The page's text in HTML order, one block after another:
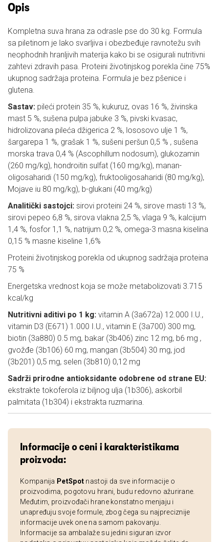
Opis
Kompletna suva hrana za odrasle pse do 30 kg. Formula
sa piletinom je lako svarljiva i obezbeđuje ravnotežu svih
neophodnih hranljivih materija kako bi se osigurali nutritivni
zahtevi zdravih pasa. Proteini životinjskog porekla čine 75%
ukupnog sadržaja proteina. Formula je bez pšenice i
glutena.
Sastav: pileći protein 35 %, kukuruz, ovas 16 %, živinska
mast 5 %, sušena pulpa jabuke 3 %, pivski kvasac,
hidrolizovana pileća džigerica 2 %, lososovo ulje 1 %,
šargarepa 1 %, grašak 1 %, sušeni peršun 0,5 % , sušena
morska trava 0,4 % (Ascophillum nodosum), glukozamin
(260 mg/kg), hondroitin sulfat (160 mg/kg), manan-
oligosaharidi (150 mg/kg), fruktooligosaharidi (80 mg/kg),
Mojave iu 80 mg/kg), b-glukani (40 mg/kg)
Analitički sastojci: sirovi proteini 24 %, sirove masti 13 %,
sirovi pepeo 6,8 %, sirova vlakna 2,5 %, vlaga 9 %, kalcijum
1,4 %, fosfor 1,1 %, natrijum 0,2 %, omega-3 masna kiselina
0,15 % masne kiseline 1,6%
Proteini životinjskog porekla od ukupnog sadržaja proteina
75 %
Energetska vrednost koja se može metabolizovati 3.715
kcal/kg
Nutritivni aditivi po 1 kg: vitamin A (3a672a) 12.000 I.U.,
vitamin D3 (E671) 1.000 I.U., vitamin E (3a700) 300 mg,
biotin (3a880) 0.5 mg, bakar (3b406) zinc 12 mg, b6 mg ,
gvožđe (3b106) 60 mg, mangan (3b504) 30 mg, jod
(3b201) 0,5 mg, selen (3b810) 0,12 mg
Sadrži prirodne antioksidante odobrene od strane EU:
ekstrakte tokoferola iz biljnog ulja (1b306), askorbil
palmitata (1b304) i ekstrakta ruzmarina.
Informacije o ceni i karakteristikama
proizvoda:
Kompanija PetSpot nastoji da sve informacije o
proizvodima, pogotovu hrani, budu redovno ažurirane.
Međutim, proizvođači hrane konstatno menjaju i
unapređuju svoje formule, zbog čega su najpreciznije
informacije uvek one na samom pakovanju.
Informacije sa ambalaže su jedini siguran izvor